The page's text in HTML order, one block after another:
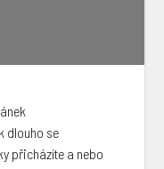
dlouho se
přicházíte a nebo